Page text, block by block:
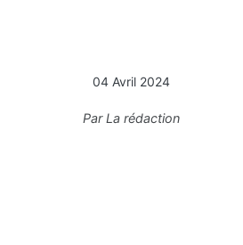
04 Avril 2024
ParLa rédaction